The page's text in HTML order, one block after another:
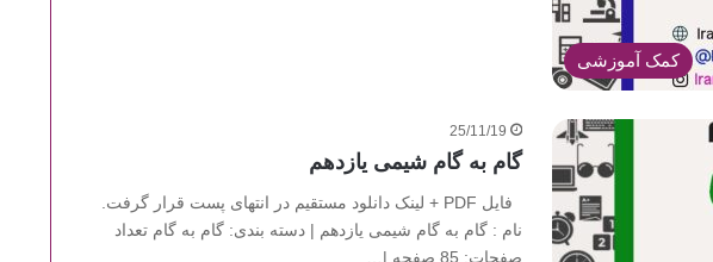
کمک آموزشی
25/11/19
گام به گام شیمی یازدهم
فایل PDF + لینک دانلود مستقیم در انتهای پست قرار گرفت.
نام : گام به گام شیمی یازدهم | دسته بندی: گام به گام تعداد
صفحات: 85 صفحه |…